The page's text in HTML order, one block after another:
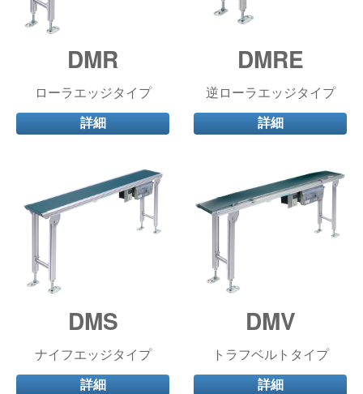
DMR
ローラエッジタイプ
詳細
DMRE
逆ローラエッジタイプ
詳細
DMS
ナイフエッジタイプ
詳細
DMV
トラフベルトタイプ
詳細